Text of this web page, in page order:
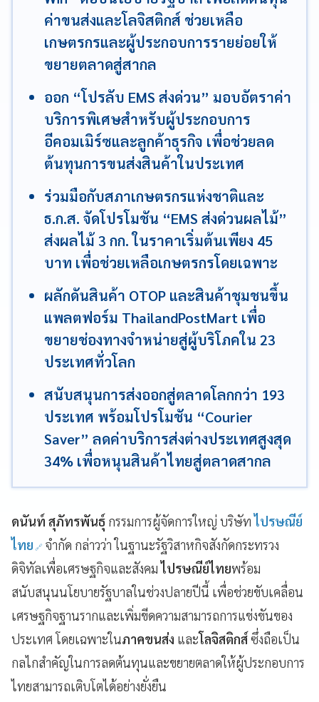
ค่าขนส่งและโลจิสติกส์ ช่วยเหลือ
เกษตรกรและผู้ประกอบการรายย่อยให้
ขยายตลาดสู่สากล
ออก “โปรลับ EMS ส่งด่วน” มอบอัตราค่า
บริการพิเศษสำหรับผู้ประกอบการ
อีคอมเมิร์ซและลูกค้าธุรกิจ เพื่อช่วยลด
ต้นทุนการขนส่งสินค้าในประเทศ
ร่วมมือกับสภาเกษตรกรแห่งชาติและ
ธ.ก.ส. จัดโปรโมชัน “EMS ส่งด่วนผลไม้”
ส่งผลไม้ 3 กก. ในราคาเริ่มต้นเพียง 45
บาท เพื่อช่วยเหลือเกษตรกรโดยเฉพาะ
ผลักดันสินค้า OTOP และสินค้าชุมชนขึ้น
แพลตฟอร์ม ThailandPostMart เพื่อ
ขยายช่องทางจำหน่ายสู่ผู้บริโภคใน 23
ประเทศทั่วโลก
สนับสนุนการส่งออกสู่ตลาดโลกกว่า 193
ประเทศ พร้อมโปรโมชัน “Courier
Saver” ลดค่าบริการส่งต่างประเทศสูงสุด
34% เพื่อหนุนสินค้าไทยสู่ตลาดสากล
ดนันท์ สุภัทรพันธุ์ กรรมการผู้จัดการใหญ่ บริษัทไปรษณีย์
ไทย จำกัด กล่าวว่า ในฐานะรัฐวิสาหกิจสังกัดกระทรวง
ดิจิทัลเพื่อเศรษฐกิจและสังคมไปรษณีย์ไทยพร้อม
สนับสนุนนโยบายรัฐบาลในช่วงปลายปีนี้ เพื่อช่วยขับเคลื่อน
เศรษฐกิจฐานรากและเพิ่มขีดความสามารถการแข่งขันของ
ประเทศ โดยเฉพาะในภาคขนส่ง และโลจิสติกส์ซึ่งถือเป็น
กลไกสำคัญในการลดต้นทุนและขยายตลาดให้ผู้ประกอบการ
ไทยสามารถเติบโตได้อย่างยั่งยืน